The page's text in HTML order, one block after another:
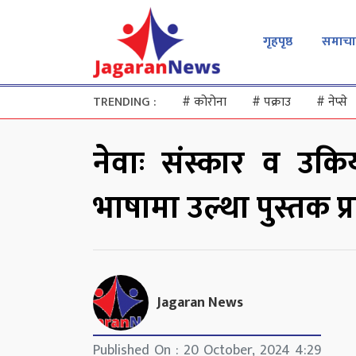
गृहपृष्ठ
TRENDING : #कोरोना #पक्राउ #नेप्से
नेवाः संस्कार व
भाषामा उल्था पुस्तक
Jagaran News
Published On : 20 October, 2024 4:29